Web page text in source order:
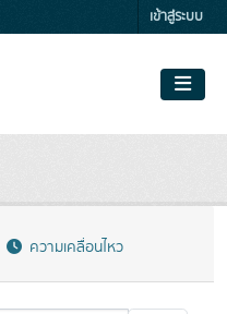
เข้าสู่ระบบ
ความเคลื่อนไหว